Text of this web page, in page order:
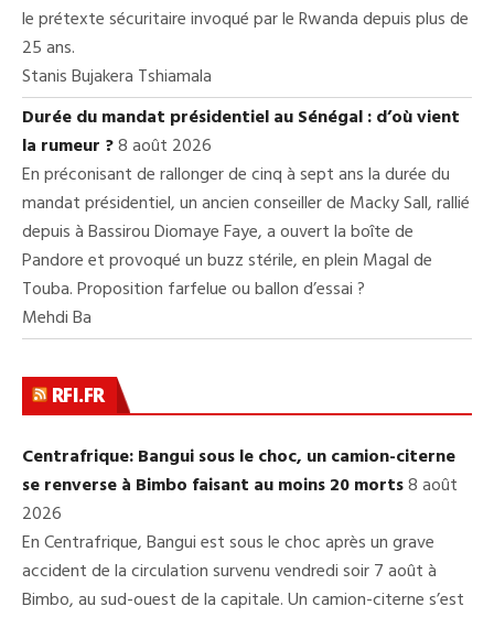
le prétexte sécuritaire invoqué par le Rwanda depuis plus de
25 ans.
Stanis Bujakera Tshiamala
Durée du mandat présidentiel au Sénégal : d’où vient
la rumeur ?8 août 2026
En préconisant de rallonger de cinq à sept ans la durée du
mandat présidentiel, un ancien conseiller de Macky Sall, rallié
depuis à Bassirou Diomaye Faye, a ouvert la boîte de
Pandore et provoqué un buzz stérile, en plein Magal de
Touba. Proposition farfelue ou ballon d’essai ?
Mehdi Ba
RFI.FR
Centrafrique: Bangui sous le choc, un camion-citerne
se renverse à Bimbo faisant au moins 20 morts8 août
2026
En Centrafrique, Bangui est sous le choc après un grave
accident de la circulation survenu vendredi soir 7 août à
Bimbo, au sud-ouest de la capitale. Un camion-citerne s’est